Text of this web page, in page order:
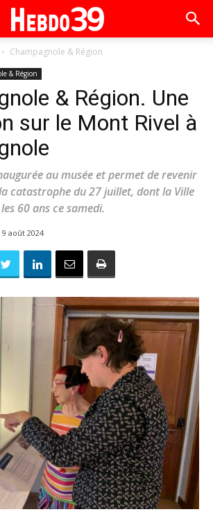
Champagnole & Région
& Région
& Région. Une
sur le Mont Rivel à
au musée et permet de revenir
catastrophe du 27 juillet, dont la Ville
60 ans ce samedi.
9 août 2024